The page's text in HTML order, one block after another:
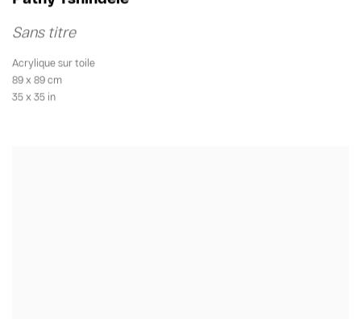
Sans titre
Acrylique sur toile
89 x 89 cm
35 x 35 in